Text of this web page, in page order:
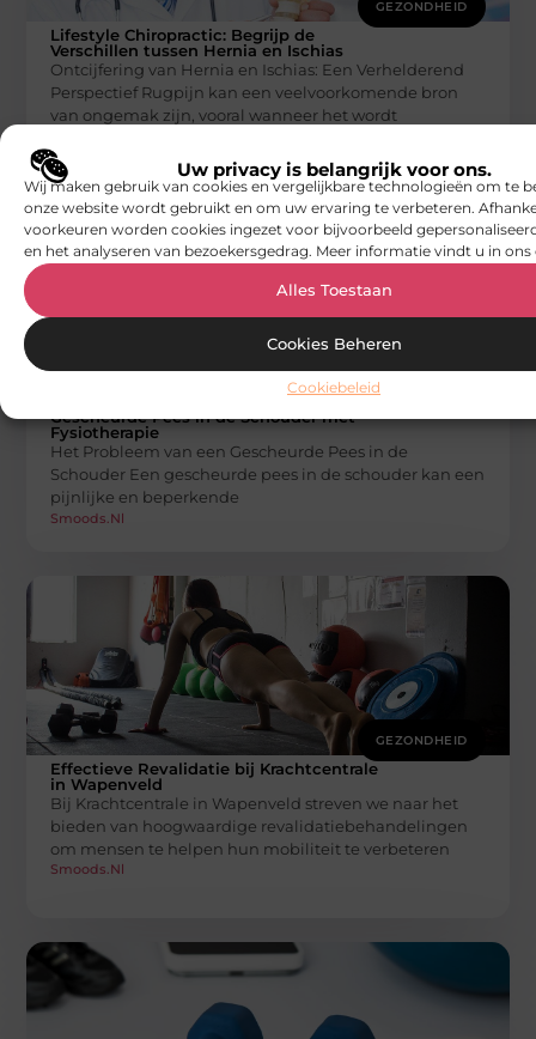
Uw privacy is belangrijk voor ons.
Wij maken gebruik van cookies en vergelijkbare technologieën om te
onze website wordt gebruikt en om uw ervaring te verbeteren.
voorkeuren worden cookies ingezet voor bijvoorbeeld
en het analyseren van bezoekersgedrag. Meer informatie vindt u in ons
Alles Toestaan
Cookies Beheren
Cookiebeleid
GEZONDHEID
Lifestyle Chiropractic: Begrijp de
Verschillen tussen Hernia en Ischias
Ontcijfering van Hernia en Ischias: Een Verhelderend
Perspectief Rugpijn kan een veelvoorkomende bron
van ongemak zijn, vooral wanneer het wordt
GEZONDHEID
Focus Fysiotherapie: Herstel van een
Gescheurde Pees in de Schouder met
Fysiotherapie
Het Probleem van een Gescheurde Pees in de
Schouder Een gescheurde pees in de schouder kan een
pijnlijke en beperkende
Smoods.nl
GEZONDHEID
Effectieve Revalidatie bij Krachtcentrale
in Wapenveld
Bij Krachtcentrale in Wapenveld streven we naar het
bieden van hoogwaardige revalidatiebehandelingen
om mensen te helpen hun mobiliteit te verbeteren
Smoods.nl